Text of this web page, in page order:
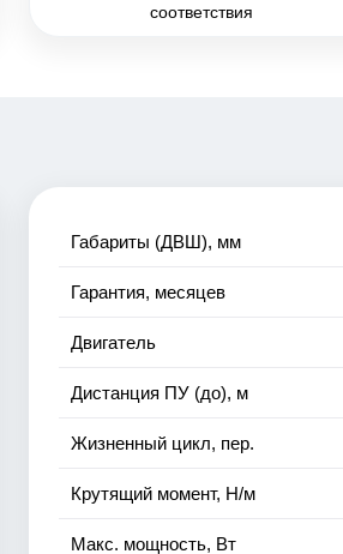
соответствия
Габариты (ДВШ), мм
Гарантия, месяцев
Двигатель
Дистанция ПУ (до), м
Жизненный цикл, пер.
Крутящий момент, Н/м
Макс. мощность, Вт